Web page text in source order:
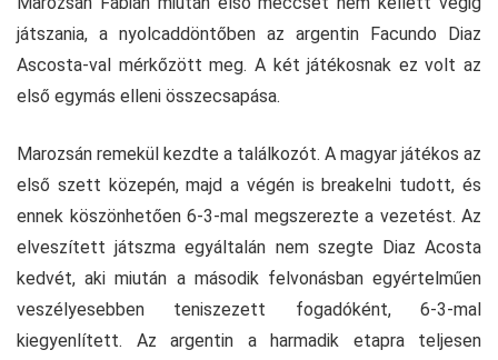
játszania, a nyolcaddöntőben az argentin Facundo Diaz
Ascosta-val mérkőzött meg. A két játékosnak ez volt az
első egymás elleni összecsapása.
Marozsán remekül kezdte a találkozót. A magyar játékos az
első szett közepén, majd a végén is breakelni tudott, és
ennek köszönhetően 6-3-mal megszerezte a vezetést. Az
elveszített játszma egyáltalán nem szegte Diaz Acosta
kedvét, aki miután a második felvonásban egyértelműen
veszélyesebben teniszezett fogadóként, 6-3-mal
kiegyenlített. Az argentin a harmadik etapra teljesen